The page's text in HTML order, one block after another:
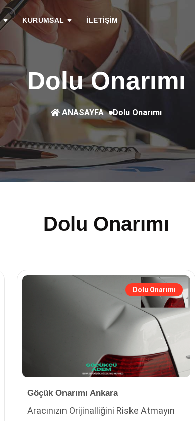
KURUMSAL İLETİŞİM
Dolu Onarımı
ANASAYFA Dolu Onarımı
Dolu Onarımı
Dolu Onarımı
Göçük Onarımı Ankara
Aracınızın Orijinalliğini Riske Atmayın